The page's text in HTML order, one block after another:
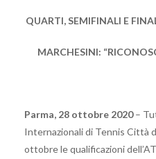
QUARTI, SEMIFINALI E
MARCHESINI:
Parma, 28 ottobre 2020–
Internazionali di Tennis Città
ottobre le qualificazioni